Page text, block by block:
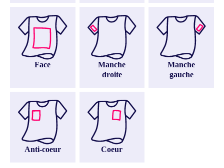
Face
Manche
droite
Manche
gauche
Anti-coeur Coeur